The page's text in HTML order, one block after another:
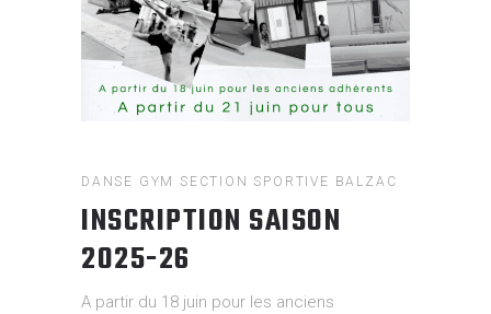
DANSE GYM SECTION SPORTIVE BALZAC
INSCRIPTION SAISON
2025-26
A partir du 18 juin pour les anciens